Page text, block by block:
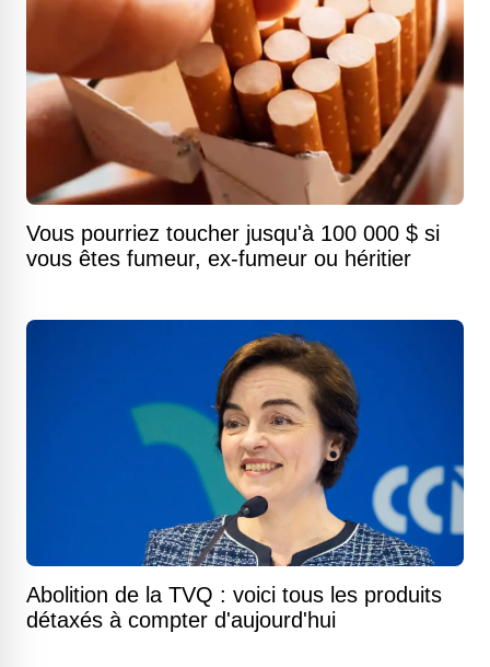
Vous pourriez toucher jusqu'à 100 000 $ si
vous êtes fumeur, ex-fumeur ou héritier
Abolition de la TVQ : voici tous les produits
détaxés à compter d'aujourd'hui